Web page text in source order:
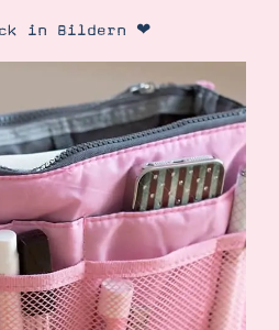
in Bildern ❤